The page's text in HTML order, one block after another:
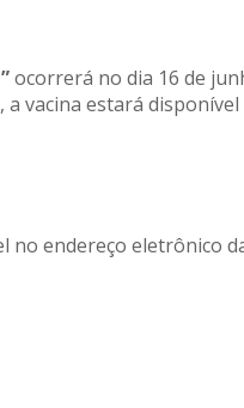
ocorrerá no dia 16 de
a vacina estará
no endereço eletrônico